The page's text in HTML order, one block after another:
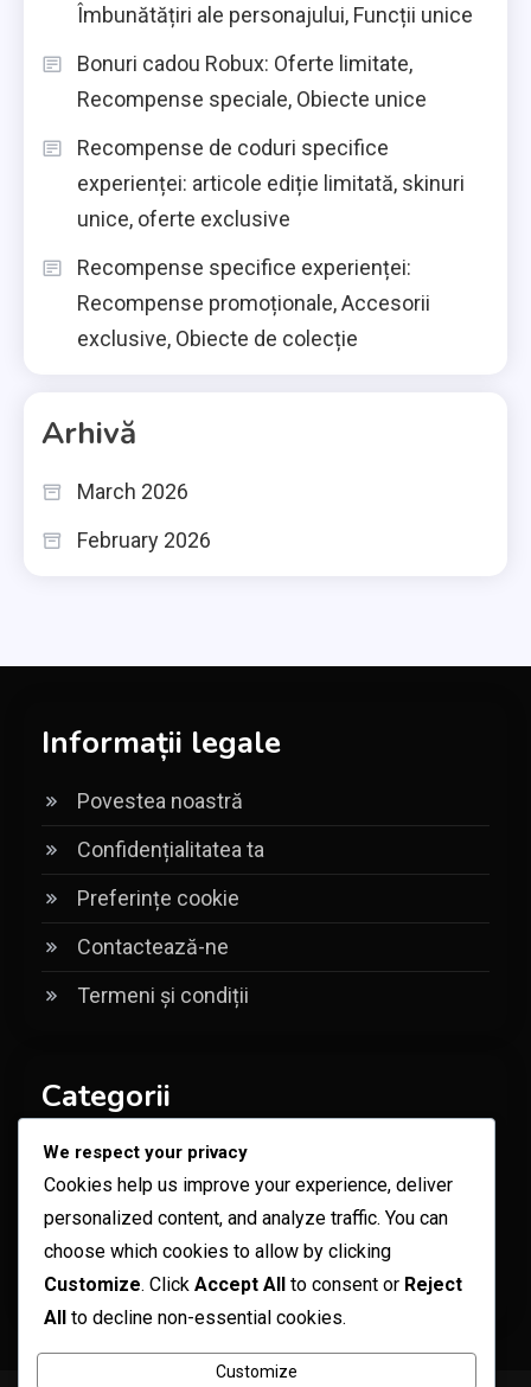
Îmbunătățiri ale personajului, Funcții unice
Bonuri cadou Robux: Oferte limitate,
Recompense speciale, Obiecte unice
Recompense de coduri specifice
experienței: articole ediție limitată, skinuri
unice, oferte exclusive
Recompense specifice experienței:
Recompense promoționale, Accesorii
exclusive, Obiecte de colecție
Arhivă
March 2026
February 2026
Informații legale
Povestea noastră
Confidențialitatea ta
Preferințe cookie
Contactează-ne
Termeni și condiții
Categorii
Bonusuri pentru Carduri Cadou Robux
Coduri pentru articole promoționale Roblox
Recompense pentru Coduri Specifice
Experienței
We respect your privacy
Cookies help us improve your experience, deliver
personalized content, and analyze traffic. You can
choose which cookies to allow by clicking
Customize. Click Accept All to consent or Reject
All to decline non-essential cookies.
Customize